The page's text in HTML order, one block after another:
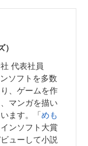
代表社員
ソフトを多数
、ゲームを作
マンガを描い
ます。「めも
ンソフト大賞
ューして小説